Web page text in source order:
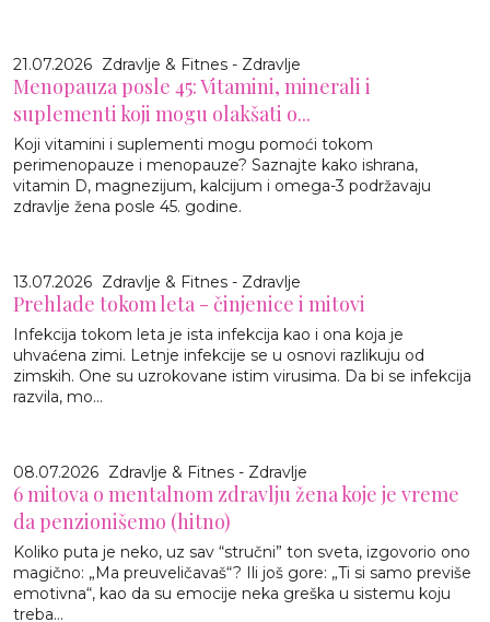
21.07.2026 Zdravlje & Fitnes - Zdravlje
Menopauza posle 45: Vitamini, minerali i
suplementi koji mogu olakšati o...
Koji vitamini i suplementi mogu pomoći tokom
perimenopauze i menopauze? Saznajte kako ishrana,
vitamin D, magnezijum, kalcijum i omega-3 podržavaju
zdravlje žena posle 45. godine.
13.07.2026 Zdravlje & Fitnes - Zdravlje
Prehlade tokom leta - činjenice i mitovi
Infekcija tokom leta je ista infekcija kao i ona koja je
uhvaćena zimi. Letnje infekcije se u osnovi razlikuju od
zimskih. One su uzrokovane istim virusima. Da bi se infekcija
razvila, mo...
08.07.2026 Zdravlje & Fitnes - Zdravlje
6 mitova o mentalnom zdravlju žena koje je vreme
da penzionišemo (hitno)
Koliko puta je neko, uz sav “stručni” ton sveta, izgovorio ono
magično: „Ma preuveličavaš“? Ili još gore: „Ti si samo previše
emotivna“, kao da su emocije neka greška u sistemu koju
treba...